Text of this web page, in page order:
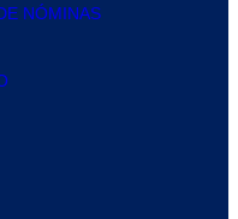
NÓMINAS